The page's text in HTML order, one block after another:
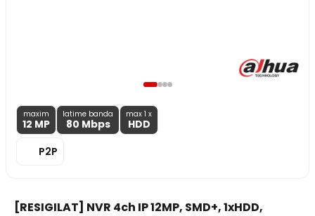
maxim
12 MP
latime banda
80 Mbps
max 1 x
HDD
P2P
[RESIGILAT] NVR 4ch IP 12MP, SMD+, 1xHDD,